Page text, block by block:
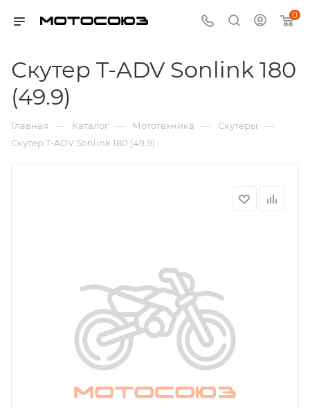
0
Скутер T-ADV Sonlink 180
(49.9)
Главная — Каталог — Мототехника — Скутеры —
Скутер T-ADV Sonlink 180 (49.9)